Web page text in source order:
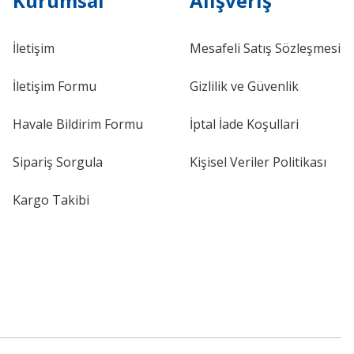
İletişim
İletişim Formu
Havale Bildirim Formu
Sipariş Sorgula
Kargo Takibi
Mesafeli Satış Sözleşmesi
Gizlilik ve Güvenlik
İptal İade Koşullari
Kişisel Veriler Politikası